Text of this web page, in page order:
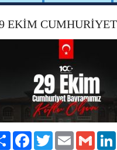
EKİM
Paylaş FacebookTwitter Email Gmail